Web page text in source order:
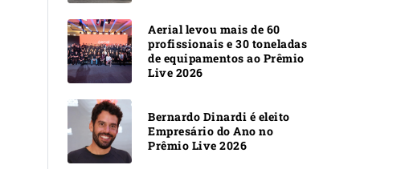
Aerial levou mais de 60
profissionais e 30 toneladas
de equipamentos ao Prêmio
Live 2026
Bernardo Dinardi é eleito
Empresário do Ano no
Prêmio Live 2026